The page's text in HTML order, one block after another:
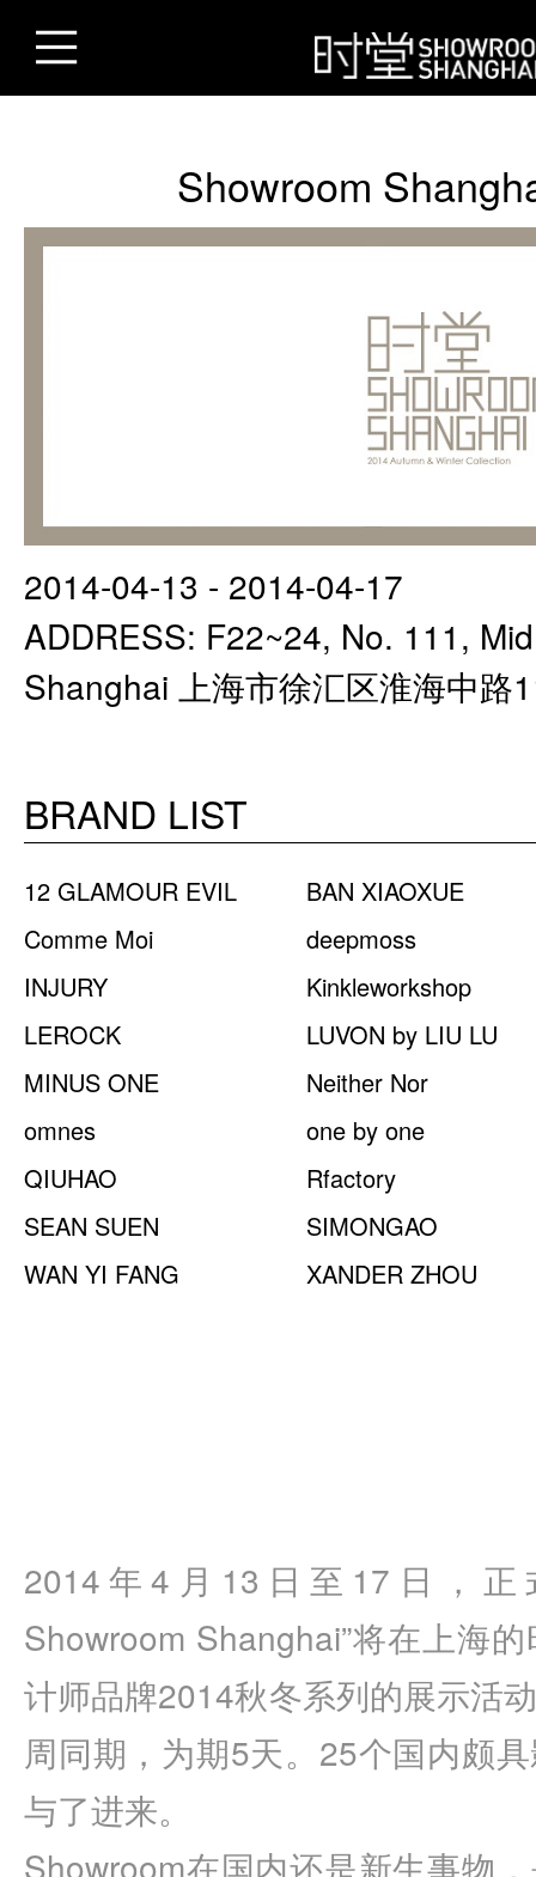
Showroom
2014-04-13 - 2014-04-17
ADDRESS: F22~24, No. 111,
Shanghai 上海市徐汇区淮海中路
BRAND LIST
12 GLAMOUR EVIL
BAN XIAOXUE
Comme Moi
deepmoss
INJURY
Kinkleworkshop
LEROCK
LUVON by LIU LU
MINUS ONE
Neither Nor
omnes
one by one
QIUHAO
Rfactory
SEAN SUEN
SIMONGAO
WAN YI FANG
XANDER ZHOU
2014年4月13日至17日，
Showroom Shanghai”将在上海
计师品牌2014秋冬系列的展示活
周同期，为期5天。25个国内颇
与了进来。
Showroom在国内还是新生事物